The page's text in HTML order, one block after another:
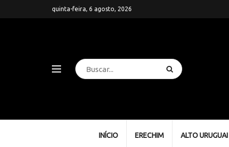
quinta-feira, 6 agosto, 2026
INÍCIO ERECHIM ALTO URUGUAI